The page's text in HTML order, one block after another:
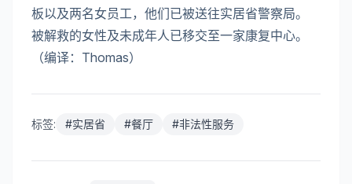
板以及两名女员工，他们已被送往实居省警察局。
被解救的女性及未成年人已移交至一家康复中心。
（编译：Thomas）
标签: #实居省 #餐厅 #非法性服务